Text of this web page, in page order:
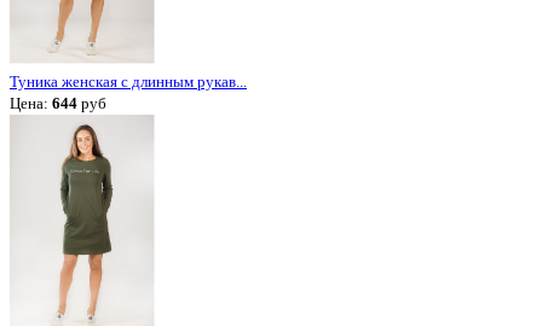
Туника женская с длинным рукав...
Цена: 644 руб